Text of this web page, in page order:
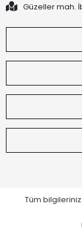
Güzeller mah.
Tüm bilgileriniz